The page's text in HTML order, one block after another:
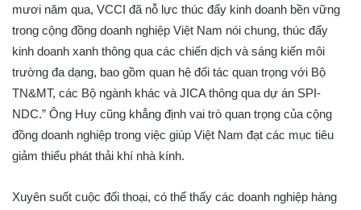
mươi năm qua, VCCI đã nỗ lực thúc đẩy kinh doanh bền vững
trong cộng đồng doanh nghiệp Việt Nam nói chung, thúc đẩy
kinh doanh xanh thông qua các chiến dịch và sáng kiến môi
trường đa dạng, bao gồm quan hệ đối tác quan trọng với Bộ
TN&MT, các Bộ ngành khác và JICA thông qua dự án SPI-
NDC.” Ông Huy cũng khẳng định vai trò quan trọng của cộng
đồng doanh nghiệp trong việc giúp Việt Nam đạt các mục tiêu
giảm thiểu phát thải khí nhà kính.
Xuyên suốt cuộc đối thoại, có thể thấy các doanh nghiệp hàng